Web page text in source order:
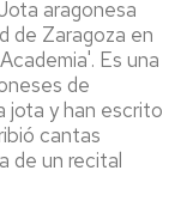
aragonesa
de Zaragoza en
Es una
de
jota y han escrito
cantas
de un recital